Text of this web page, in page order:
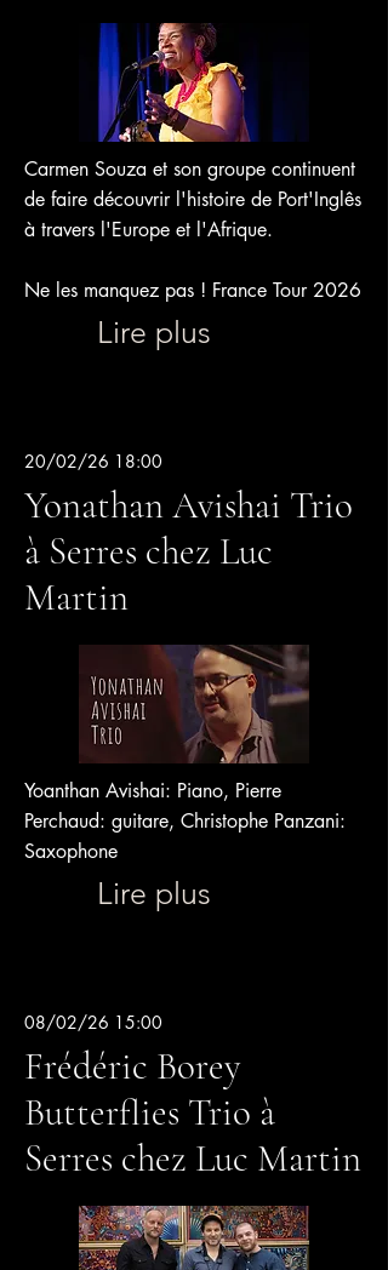
Carmen Souza et son groupe continuent
de faire découvrir l'histoire de Port'Inglês
à travers l'Europe et l'Afrique.
Ne les manquez pas ! France Tour 2026
Lire plus
20/02/26 18:00
Yonathan Avishai Trio
à Serres chez Luc
Martin
Yoanthan Avishai: Piano, Pierre
Perchaud: guitare, Christophe Panzani:
Saxophone
Lire plus
08/02/26 15:00
Frédéric Borey
Butterflies Trio à
Serres chez Luc Martin